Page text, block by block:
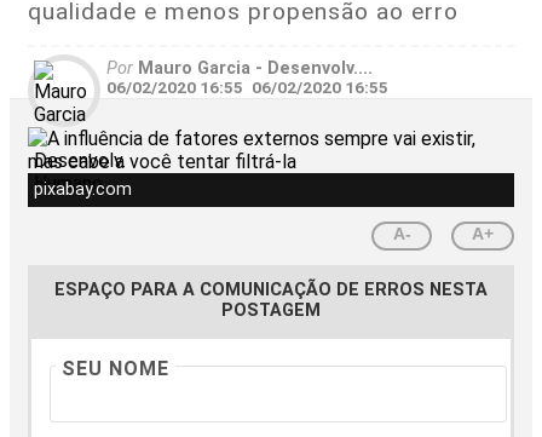
qualidade e menos propensão ao erro
Por Mauro Garcia - Desenvolv....
06/02/2020 16:55 06/02/2020 16:55
pixabay.com
A- A+
ESPAÇO PARA A COMUNICAÇÃO DE ERROS NESTA
POSTAGEM
SEU NOME